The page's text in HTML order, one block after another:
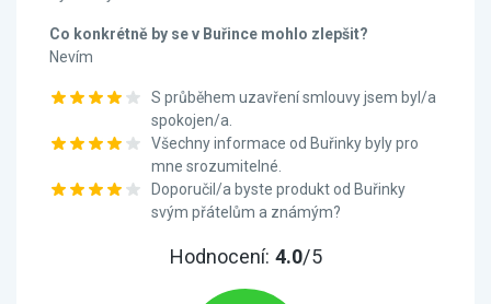
Co konkrétně by se v Buřince mohlo zlepšit?
Nevím
S průběhem uzavření smlouvy jsem byl/a
spokojen/a.
Všechny informace od Buřinky byly pro
mne srozumitelné.
Doporučil/a byste produkt od Buřinky
svým přátelům a známým?
Hodnocení: 4.0/5